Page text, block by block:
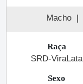
Macho |
Raça
SRD-ViraLata
Sexo